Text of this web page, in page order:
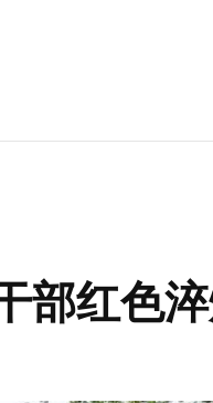
部红色